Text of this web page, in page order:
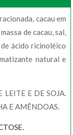
cacau em
de cacau, sal,
ácido ricinoléico
natural e
LEITE E DE SOJA.
E AMÊNDOAS.